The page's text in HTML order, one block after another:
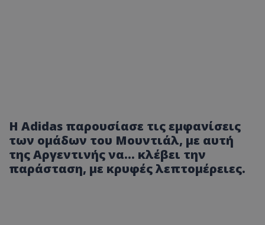
Η Adidas παρουσίασε τις εμφανίσεις
των ομάδων του Μουντιάλ, με αυτή
της Αργεντινής να... κλέβει την
παράσταση, με κρυφές λεπτομέρειες.